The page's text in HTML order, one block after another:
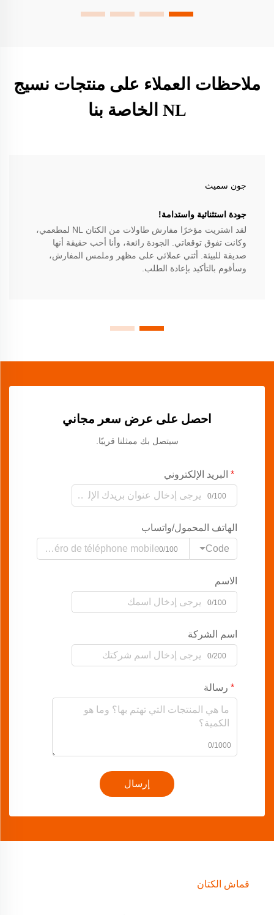
ملاحظات العملاء على منتجات نسيج
NL الخاصة بنا
جون سميث
جودة استثنائية واستدامة!
لقد اشتريت مؤخرًا مفارش طاولات من الكتان NL لمطعمي،
وكانت تفوق توقعاتي. الجودة رائعة، وأنا أحب حقيقة أنها
صديقة للبيئة. أثني عملائي على مظهر وملمس المفارش،
وسأقوم بالتأكيد بإعادة الطلب.
احصل على عرض سعر مجاني
سيتصل بك ممثلنا قريبًا.
البريد الإلكتروني
0/100
الهاتف المحمول/واتساب
Code
0/100
الاسم
0/100
اسم الشركة
0/200
رسالة
0/1000
إرسال
قماش الكتان